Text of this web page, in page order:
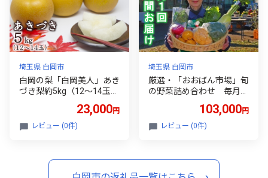
埼玉県 白岡市
白岡の梨「白岡美人」あき
づき梨約5kg（12～14玉）
| なし ナシ 秋月 白岡の梨
白岡美人 埼玉県 白岡市
23,000円
レビュー (0件)
埼玉県 白岡市
厳選・「おおばん市場」旬
の野菜詰め合わせ 毎月1
回1年間お届け定期便
【11246-0173】103,000円
レビュー (0件)